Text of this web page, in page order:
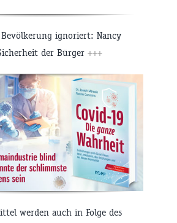
ignoriert: Nancy
der Bürger +++
werden auch in Folge des